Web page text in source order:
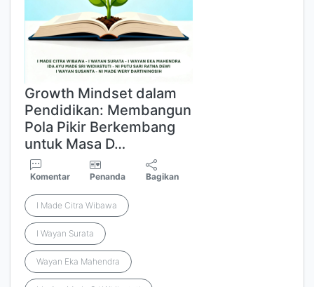
Growth Mindset dalam
Pendidikan: Membangun
Pola Pikir Berkembang
untuk Masa D…
Komentar Penanda Bagikan
I Made Citra Wibawa
I Wayan Surata
Wayan Eka Mahendra